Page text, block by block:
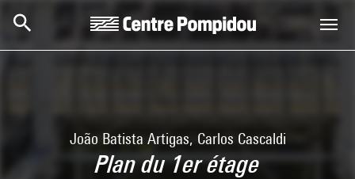
João Batista Artigas, Carlos Cascaldi
Plan du 1er étage